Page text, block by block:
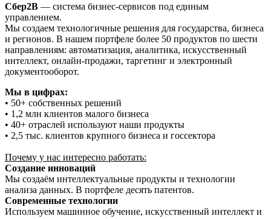
Сбер2В — система бизнес-сервисов под единым
управлением.
Мы создаем технологичные решения для государства, бизнеса
и регионов. В нашем портфеле более 50 продуктов по шести
направлениям: автоматизация, аналитика, искусственный
интеллект, онлайн-продажи, таргетинг и электронный
документооборот.
Мы в цифрах:
• 50+ собственных решений
• 1,2 млн клиентов малого бизнеса
• 40+ отраслей используют наши продукты
• 2,5 тыс. клиентов крупного бизнеса и госсектора
Почему у нас интересно работать:
Создание инноваций
Мы создаём интеллектуальные продукты и технологии
анализа данных. В портфеле десять патентов.
Современные технологии
Используем машинное обучение, искусственный интеллект и